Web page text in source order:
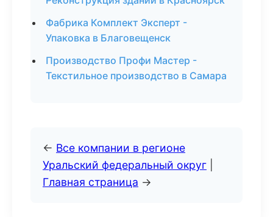
Фабрика Комплект Эксперт -
Упаковка в Благовещенск
Производство Профи Мастер -
Текстильное производство в Самара
← Все компании в регионе
Уральский федеральный округ
Главная страница →